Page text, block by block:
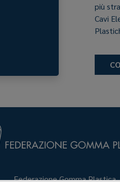
più
Cavi
Federazione Gomma Plastica